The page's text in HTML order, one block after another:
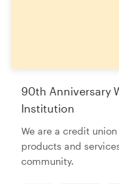
90th Anniversary
Institution
We are a credit
products and
community.